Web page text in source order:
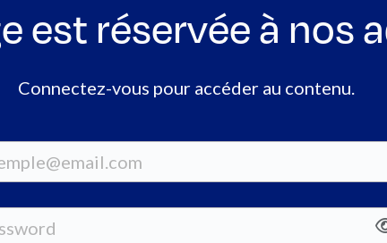
est réservée à nos
Connectez-vous pour accéder au contenu.